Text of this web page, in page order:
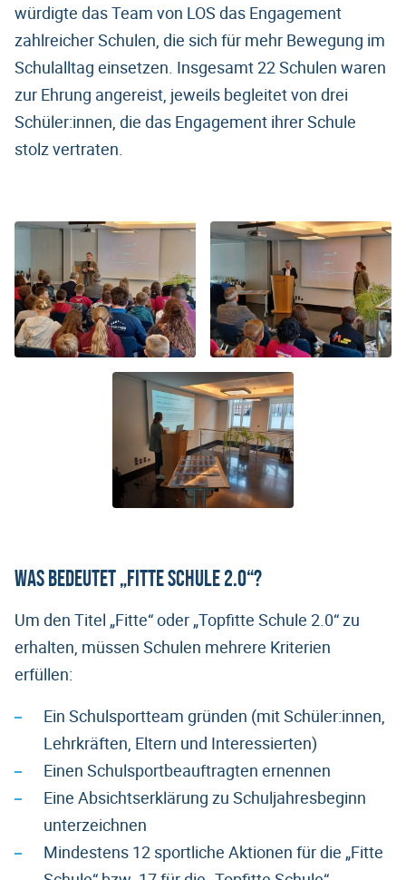
würdigte das Team von LOS das Engagement
zahlreicher Schulen, die sich für mehr Bewegung im
Schulalltag einsetzen. Insgesamt 22 Schulen waren
zur Ehrung angereist, jeweils begleitet von drei
Schüler:innen, die das Engagement ihrer Schule
stolz vertraten.
Was bedeutet „Fitte Schule 2.0“?
Um den Titel „Fitte“ oder „Topfitte Schule 2.0“ zu
erhalten, müssen Schulen mehrere Kriterien
erfüllen:
Ein Schulsportteam gründen (mit Schüler:innen,
Lehrkräften, Eltern und Interessierten)
Einen Schulsportbeauftragten ernennen
Eine Absichtserklärung zu Schuljahresbeginn
unterzeichnen
Mindestens 12 sportliche Aktionen für die „Fitte